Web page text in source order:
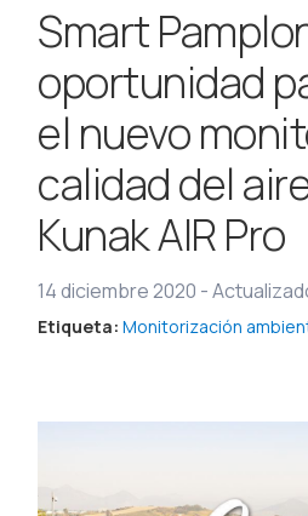
Smart
oportunidad
el nuevo
calidad del
Kunak AIR Pro
14 diciembre 2020 -
Etiqueta:Monitorización